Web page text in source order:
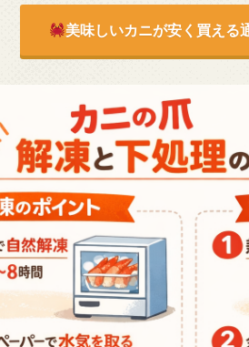
美味しいカニが安く買える